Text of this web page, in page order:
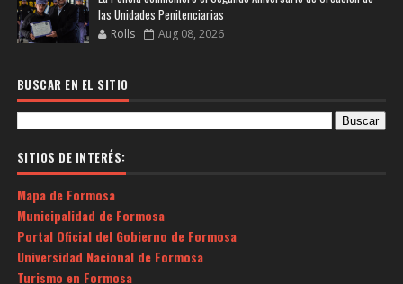
las Unidades Penitenciarias
Rolls Aug 08, 2026
BUSCAR EN EL SITIO
SITIOS DE INTERÉS:
Mapa de Formosa
Municipalidad de Formosa
Portal Oficial del Gobierno de Formosa
Universidad Nacional de Formosa
Turismo en Formosa